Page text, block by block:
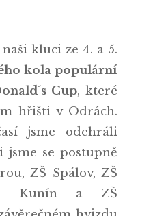
kluci ze 4. a 5.
kola populární
Cup, které
hřišti v Odrách.
jsme odehráli
jsme se postupně
ZŠ Spálov, ZŠ
Kunín a ZŠ